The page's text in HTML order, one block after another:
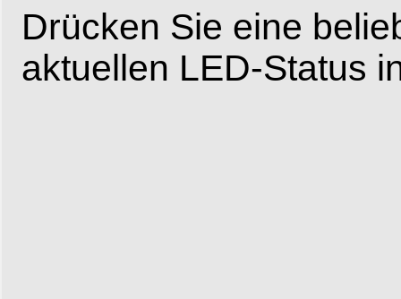
Drücken Sie eine
aktuellen LED-Status